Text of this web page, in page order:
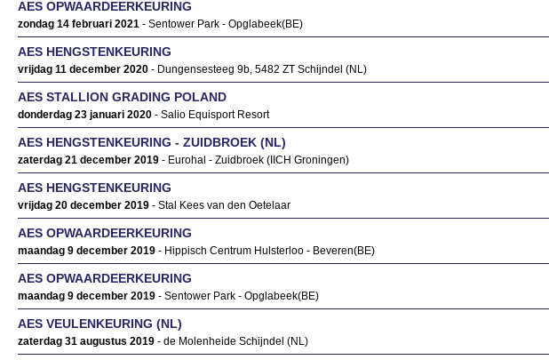
AES OPWAARDEERKEURING
zondag 14 februari 2021- Sentower Park - Opglabeek(BE)
AES HENGSTENKEURING
vrijdag 11 december 2020- Dungensesteeg 9b, 5482 ZT Schijndel (NL)
AES STALLION GRADING POLAND
donderdag 23 januari 2020- Salio Equisport Resort
AES HENGSTENKEURING - ZUIDBROEK (NL)
zaterdag 21 december 2019- Eurohal - Zuidbroek (IICH Groningen)
AES HENGSTENKEURING
vrijdag 20 december 2019- Stal Kees van den Oetelaar
AES OPWAARDEERKEURING
maandag 9 december 2019- Hippisch Centrum Hulsterloo - Beveren(BE)
AES OPWAARDEERKEURING
maandag 9 december 2019- Sentower Park - Opglabeek(BE)
AES VEULENKEURING (NL)
zaterdag 31 augustus 2019- de Molenheide Schijndel (NL)